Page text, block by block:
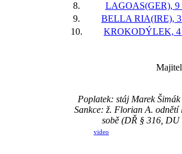
8.
LAGOAS(GER), 9
9.
BELLA RIA(IRE),
10.
KROKODÝLEK, 4
Poplatek: stáj Marek
Sankce: ž. Florian A. odnětí
sobě (DŘ § 316, DU
video